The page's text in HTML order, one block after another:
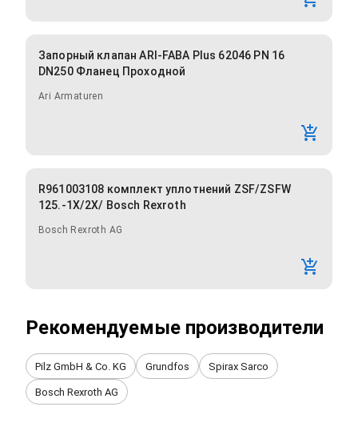
Запорный клапан ARI-FABA Plus 62046 PN 16
DN250 Фланец Проходной
Ari Armaturen
R961003108 комплект уплотнений ZSF/ZSFW
125.-1X/2X/ Bosch Rexroth
Bosch Rexroth AG
Рекомендуемые производители
Pilz GmbH & Co. KG Grundfos Spirax Sarco
Bosch Rexroth AG